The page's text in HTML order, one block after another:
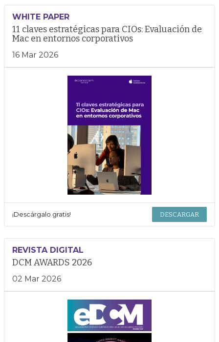
WHITE PAPER
11 claves estratégicas para CIOs: Evaluación de
Mac en entornos corporativos
16 Mar 2026
¡Descárgalo gratis! DESCARGAR
REVISTA DIGITAL
DCM AWARDS 2026
02 Mar 2026